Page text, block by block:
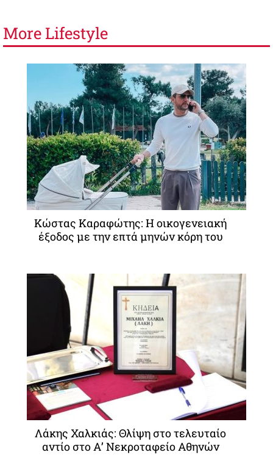
More Lifestyle
Κώστας Καραφώτης: Η οικογενειακή
έξοδος με την επτά μηνών κόρη του
Λάκης Χαλκιάς: Θλίψη στο τελευταίο
αντίο στο Α’ Νεκροταφείο Αθηνών